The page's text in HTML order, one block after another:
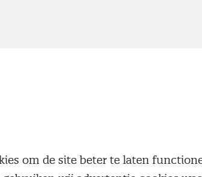
om de site beter te laten